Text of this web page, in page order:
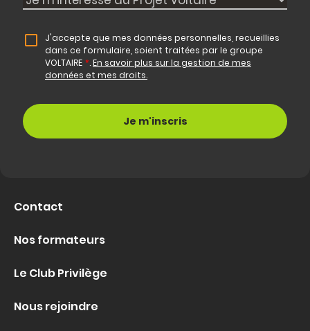
J'accepte que mes données personnelles, recueillies
dans ce formulaire, soient traitées par le groupe
VOLTAIRE *.En savoir plus sur la gestion de mes
données et mes droits.
Contact
Nos formateurs
Le Club Privilège
Nous rejoindre